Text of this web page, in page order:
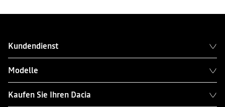
Kundendienst
Modelle
Kaufen Sie Ihren Dacia